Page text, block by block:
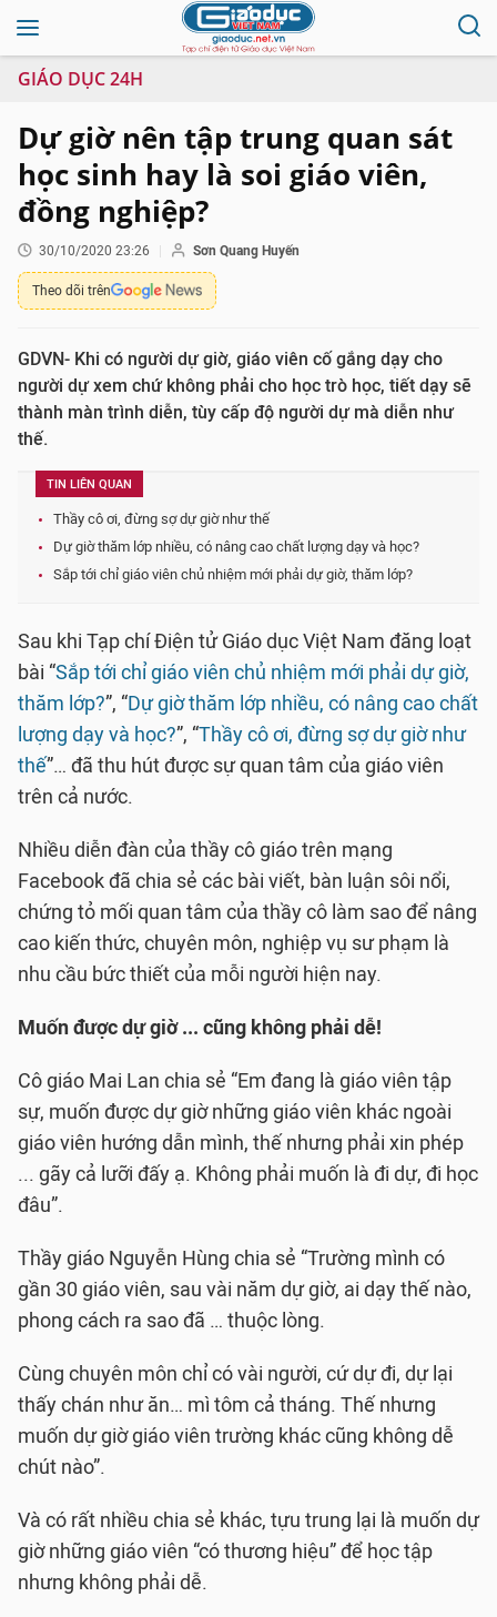
GIÁO DỤC 24H
Dự giờ nên tập trung quan sát
học sinh hay là soi giáo viên,
đồng nghiệp?
30/10/2020 23:26 Sơn Quang Huyến
Theo dõi trên
GDVN- Khi có người dự giờ, giáo viên cố gắng dạy cho
người dự xem chứ không phải cho học trò học, tiết dạy sẽ
thành màn trình diễn, tùy cấp độ người dự mà diễn như
thế.
TIN LIÊN QUAN
Thầy cô ơi, đừng sợ dự giờ như thế
Dự giờ thăm lớp nhiều, có nâng cao chất lượng dạy và học?
Sắp tới chỉ giáo viên chủ nhiệm mới phải dự giờ, thăm lớp?
Sau khi Tạp chí Điện tử Giáo dục Việt Nam đăng loạt
bài “Sắp tới chỉ giáo viên chủ nhiệm mới phải dự giờ,
thăm lớp?”, “Dự giờ thăm lớp nhiều, có nâng cao chất
lượng dạy và học?”, “Thầy cô ơi, đừng sợ dự giờ như
thế”… đã thu hút được sự quan tâm của giáo viên
trên cả nước.
Nhiều diễn đàn của thầy cô giáo trên mạng
Facebook đã chia sẻ các bài viết, bàn luận sôi nổi,
chứng tỏ mối quan tâm của thầy cô làm sao để nâng
cao kiến thức, chuyên môn, nghiệp vụ sư phạm là
nhu cầu bức thiết của mỗi người hiện nay.
Muốn được dự giờ ... cũng không phải dễ!
Cô giáo Mai Lan chia sẻ “Em đang là giáo viên tập
sự, muốn được dự giờ những giáo viên khác ngoài
giáo viên hướng dẫn mình, thế nhưng phải xin phép
... gãy cả lưỡi đấy ạ. Không phải muốn là đi dự, đi học
đâu”.
Thầy giáo Nguyễn Hùng chia sẻ “Trường mình có
gần 30 giáo viên, sau vài năm dự giờ, ai dạy thế nào,
phong cách ra sao đã … thuộc lòng.
Cùng chuyên môn chỉ có vài người, cứ dự đi, dự lại
thấy chán như ăn… mì tôm cả tháng. Thế nhưng
muốn dự giờ giáo viên trường khác cũng không dễ
chút nào”.
Và có rất nhiều chia sẻ khác, tựu trung lại là muốn dự
giờ những giáo viên “có thương hiệu” để học tập
nhưng không phải dễ.